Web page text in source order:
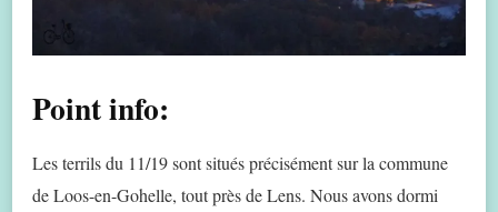
Point info:
Les terrils du 11/19 sont situés précisément sur la commune
de Loos-en-Gohelle, tout près de Lens. Nous avons dormi